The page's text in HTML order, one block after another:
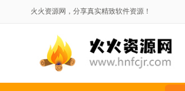
火火资源网，分享真实精致软件资源！